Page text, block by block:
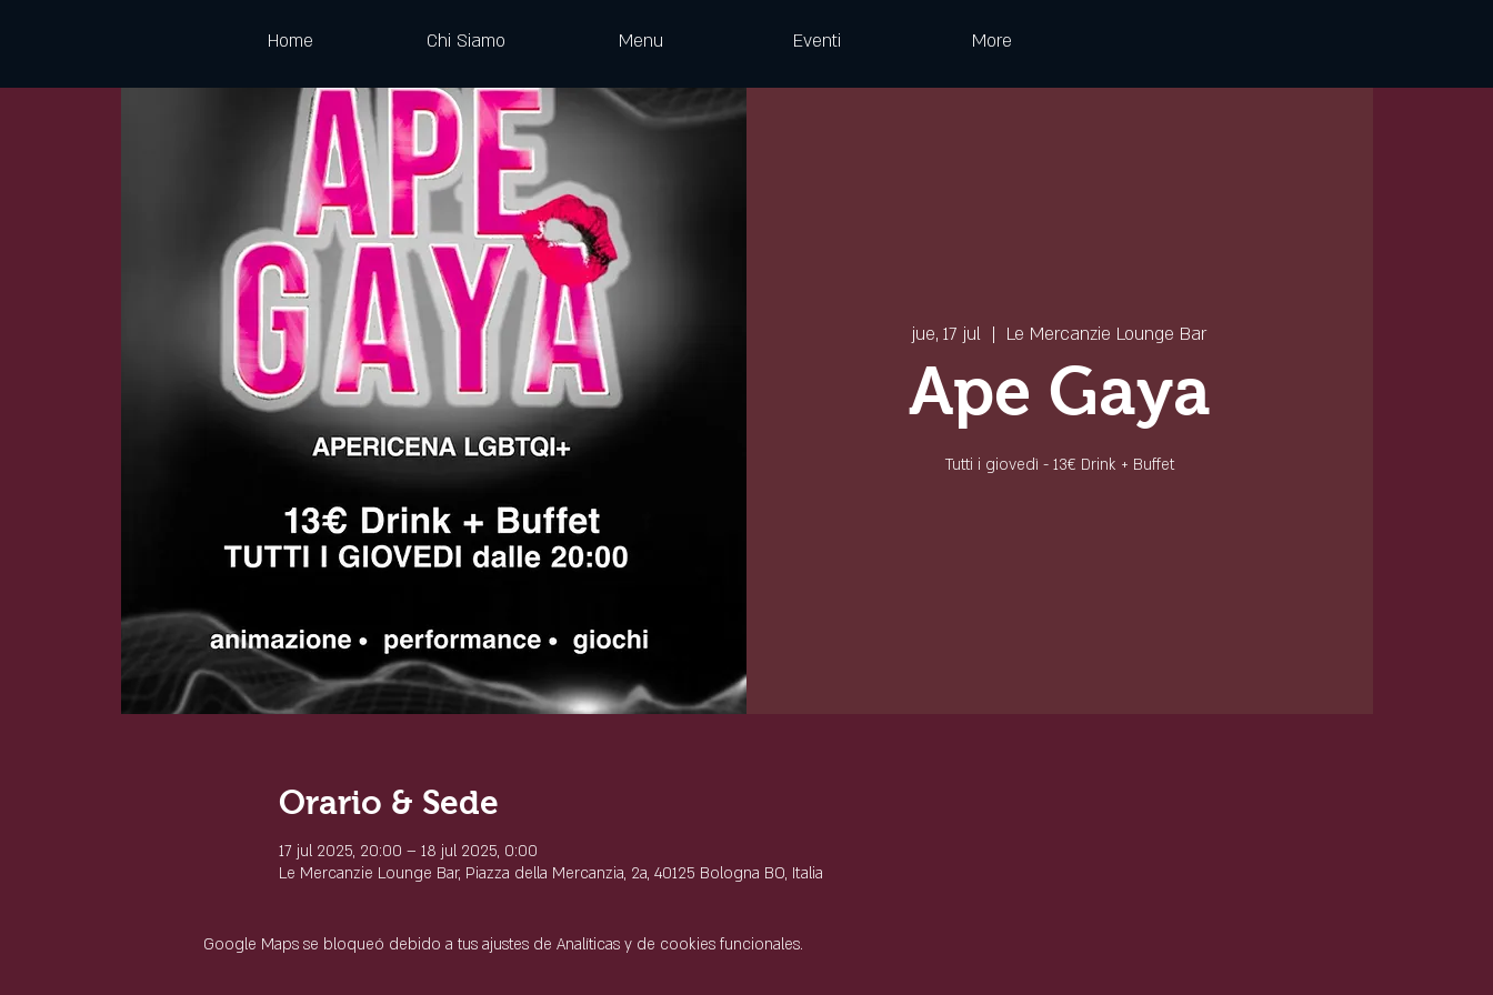
Home Chi Siamo Menu Eventi More
jue, 17 jul
  |
Le Mercanzie Lounge Bar
Ape Gaya
Tutti i giovedì - 13€ Drink + Buffet
Orario & Sede
17 jul 2025, 20:00 – 18 jul 2025, 0:00
Le Mercanzie Lounge Bar, Piazza della Mercanzia, 2a, 40125 Bologna BO, Italia
Google Maps se bloqueó debido a tus ajustes de Analíticas y de cookies funcionales.